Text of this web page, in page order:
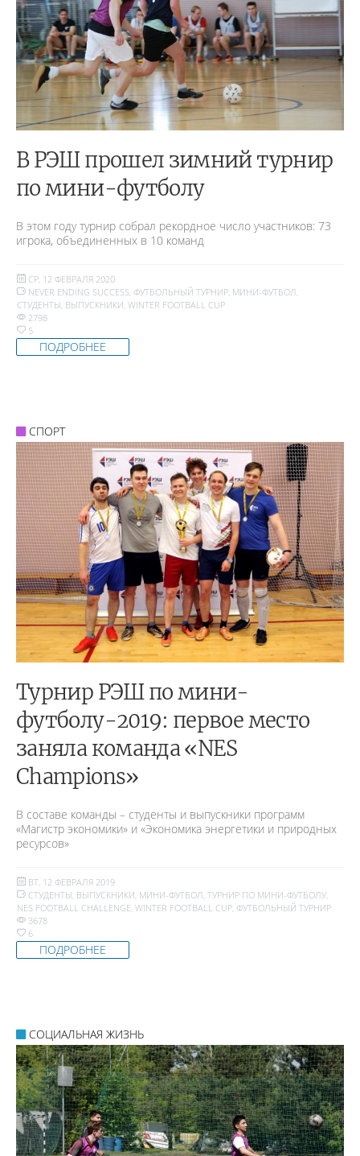
В РЭШ прошел зимний турнир
по мини-футболу
В этом году турнир собрал рекордное число участников: 73
игрока, объединенных в 10 команд
СР, 12 ФЕВРАЛЯ 2020
NEVER ENDING SUCCESS, ФУТБОЛЬНЫЙ ТУРНИР, МИНИ-ФУТБОЛ,
СТУДЕНТЫ, ВЫПУСКНИКИ, WINTER FOOTBALL CUP
2798
5
ПОДРОБНЕЕ
СПОРТ
Турнир РЭШ по мини-
футболу-2019: первое место
заняла команда «NES
Champions»
В составе команды – студенты и выпускники программ
«Магистр экономики» и «Экономика энергетики и природных
ресурсов»
ВТ, 12 ФЕВРАЛЯ 2019
СТУДЕНТЫ ВЫПУСКНИКИ МИНИ-ФУТБОЛ ТУРНИР ПО МИНИ-ФУТБОЛУ
NES FOOTBALL CHALLENGE WINTER FOOTBALL CUP ФУТБОЛЬНЫЙ ТУРНИР
3678
6
ПОДРОБНЕЕ
СОЦИАЛЬНАЯ ЖИЗНЬ